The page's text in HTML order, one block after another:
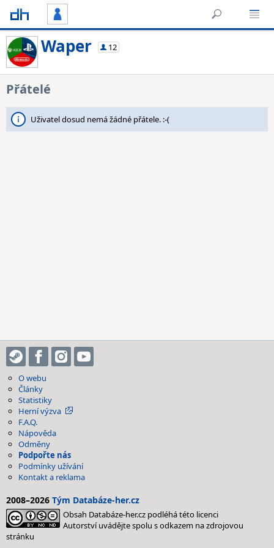
Waper 12
Přátelé
Uživatel dosud nemá žádné přátele. :-(
O webu
Články
Statistiky
Herní výzva
F.A.Q.
Nápověda
Odměny
Podpořte nás
Podmínky užívání
Kontakt a reklama
2008–2026 Tým Databáze-her.cz
Obsah Databáze-her.cz podléhá této licenci
Autorství uvádějte spolu s odkazem na zdrojovou
stránku